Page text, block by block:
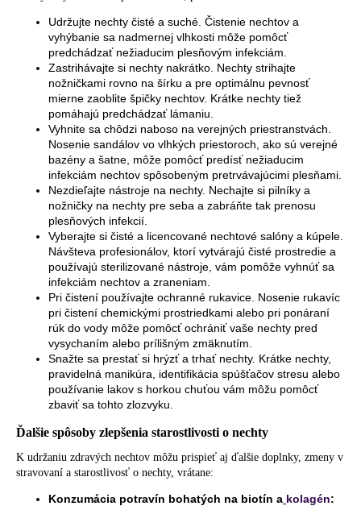
Udržujte nechty čisté a suché. Čistenie nechtov a
vyhýbanie sa nadmernej vlhkosti môže pomôcť
predchádzať nežiaducim plesňovým infekciám.
Zastrihávajte si nechty nakrátko. Nechty strihajte
nožničkami rovno na šírku a pre optimálnu pevnosť
mierne zaoblite špičky nechtov. Krátke nechty tiež
pomáhajú predchádzať lámaniu.
Vyhnite sa chôdzi naboso na verejných priestranstvách.
Nosenie sandálov vo vlhkých priestoroch, ako sú verejné
bazény a šatne, môže pomôcť predísť nežiaducim
infekciám nechtov spôsobeným pretrvávajúcimi plesňami.
Nezdieľajte nástroje na nechty. Nechajte si pilníky a
nožničky na nechty pre seba a zabráňte tak prenosu
plesňových infekcií.
Vyberajte si čisté a licencované nechtové salóny a kúpele.
Návšteva profesionálov, ktorí vytvárajú čisté prostredie a
používajú sterilizované nástroje, vám pomôže vyhnúť sa
infekciám nechtov a zraneniam.
Pri čistení používajte ochranné rukavice. Nosenie rukavíc
pri čistení chemickými prostriedkami alebo pri ponáraní
rúk do vody môže pomôcť ochrániť vaše nechty pred
vysychaním alebo prílišným zmäknutím.
Snažte sa prestať si hrýzť a trhať nechty. Krátke nechty,
pravidelná manikúra, identifikácia spúšťačov stresu alebo
používanie lakov s horkou chuťou vám môžu pomôcť
zbaviť sa tohto zlozvyku.
Ďalšie spôsoby zlepšenia starostlivosti o nechty
K udržaniu zdravých nechtov môžu prispieť aj ďalšie doplnky, zmeny v
stravovaní a starostlivosť o nechty, vrátane:
Konzumácia potravín bohatých na biotín a kolagén: